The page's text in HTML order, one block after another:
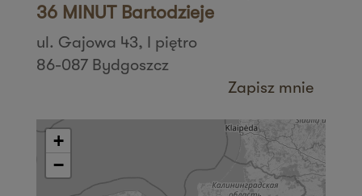
36 MINUT Bartodzieje
ul. Gajowa 43, I piętro
86-087 Bydgoszcz
Zapisz mnie
ul. Zbigniewa Religi 4/6
15-797 Białystok
Zapisz mnie
+
−